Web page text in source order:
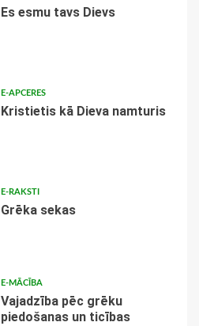
Es esmu tavs Dievs
E-APCERES
Kristietis kā Dieva namturis
E-RAKSTI
Grēka sekas
E-MĀCĪBA
Vajadzība pēc grēku
piedošanas un ticības